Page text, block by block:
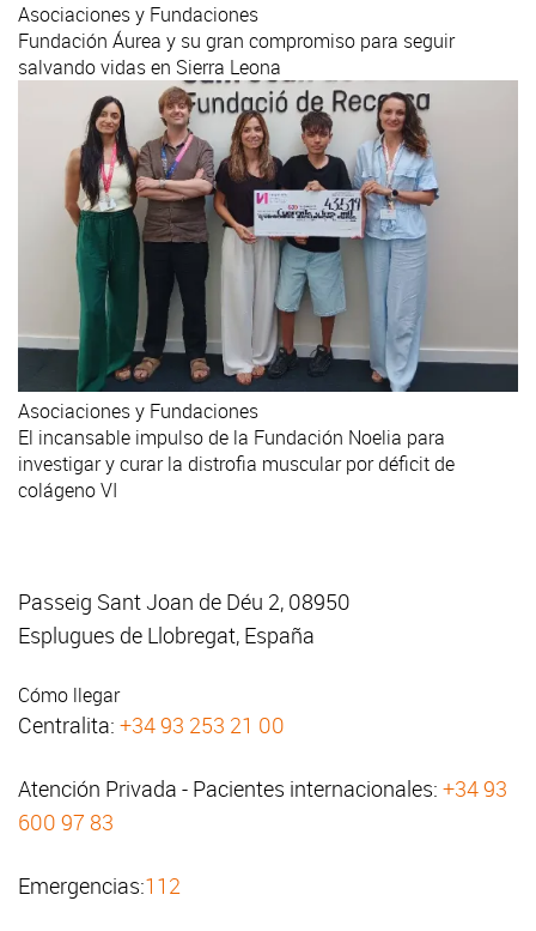
Asociaciones y Fundaciones
Fundación Áurea y su gran compromiso para seguir
salvando vidas en Sierra Leona
Asociaciones y Fundaciones
El incansable impulso de la Fundación Noelia para
investigar y curar la distrofia muscular por déficit de
colágeno VI
Passeig Sant Joan de Déu 2, 08950
Esplugues de Llobregat, España
Cómo llegar
Centralita: +34 93 253 21 00
Atención Privada - Pacientes internacionales: +34 93
600 97 83
Emergencias:112